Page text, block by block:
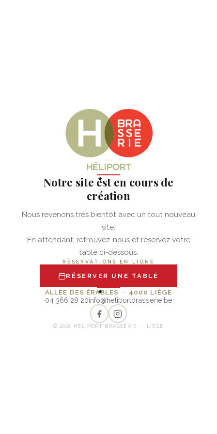
✦
Notre site est en cours de
création
Nous revenons très bientôt avec un tout nouveau
site.
En attendant, retrouvez-nous et réservez votre
table ci-dessous.
RÉSERVATIONS EN LIGNE
RÉSERVER UNE TABLE
✦
ALLÉE DES ÉRABLES · 4000 LIÈGE
04 366 28 20info@heliportbrasserie.be
© 2026 HÉLIPORT BRASSERIE · LIÈGE